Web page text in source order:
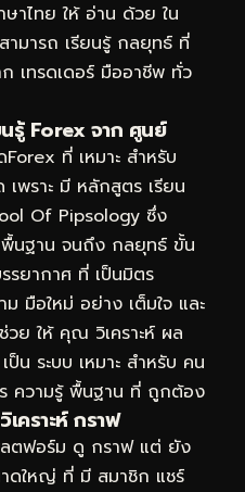
าไทย ให้ อ่าน ด้วย ใน
มารถ เรียนรู้ กลยุทธ์ ที่
เทรดเดอร์ มืออาชีพ ทั่ว
รู้ Forex จาก ศูนย์
Forex ที่ เหมาะ สำหรับ
เพราะ มี หลักสูตร เรียน
Of Pipsology ซึ่ง
นฐาน จนถึง กลยุทธ์ ขั้น
รยากาศ ที่ เป็นมิตร
มือใหม่ อย่าง เต็มใจ และ
วย ให้ คุณ วิเคราะห์ ผล
น ระบบ เหมาะ สำหรับ คน
ความรู้ พื้นฐาน ที่ ถูกต้อง
คราะห์ กราฟ
ตฟอร์ม ดู กราฟ แต่ ยัง
าดใหญ่ ที่ มี สมาชิก แชร์